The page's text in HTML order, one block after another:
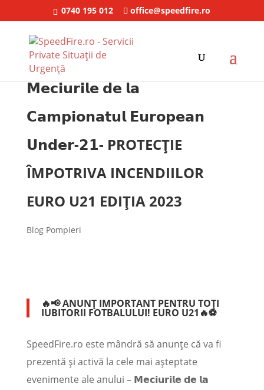
0740 195 012 office@speedfire.ro
𝗠𝗲𝗰𝗶𝘂𝗿𝗶𝗹𝗲 𝗱𝗲 𝗹𝗮
𝗖𝗮𝗺𝗽𝗶𝗼𝗻𝗮𝘁𝘂𝗹 𝗘𝘂𝗿𝗼𝗽𝗲𝗮𝗻
𝗨𝗻𝗱𝗲𝗿-𝟮𝟭- PROTECȚIE
ÎMPOTRIVA INCENDIILOR
EURO U21 EDIȚIA 2023
Blog Pompieri
🔥📢ANUNȚ IMPORTANT PENTRU TOȚI
IUBITORII FOTBALULUI! EURO U21🔥⚽
SpeedFire.ro este mândră să anunțe că va fi
prezentă și activă la cele mai așteptate
evenimente ale anului – 𝗠𝗲𝗰𝗶𝘂𝗿𝗶𝗹𝗲 𝗱𝗲 𝗹𝗮